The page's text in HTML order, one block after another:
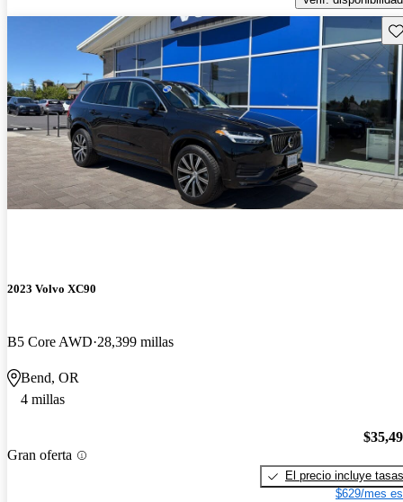
2023 Volvo XC90
B5 Core AWD 28,399 millas
Bend, OR
4 millas
Gran oferta
El precio incluye tasas
$629/mes